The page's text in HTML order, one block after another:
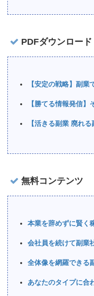
PDFダウンロード
【安定の戦略】副
【勝てる情報発信】
【活きる副業 廃れ
無料コンテンツ
本業を辞めずに賢く
会社員を続けて副業
全体像を網羅できる
あなたのタイプに合